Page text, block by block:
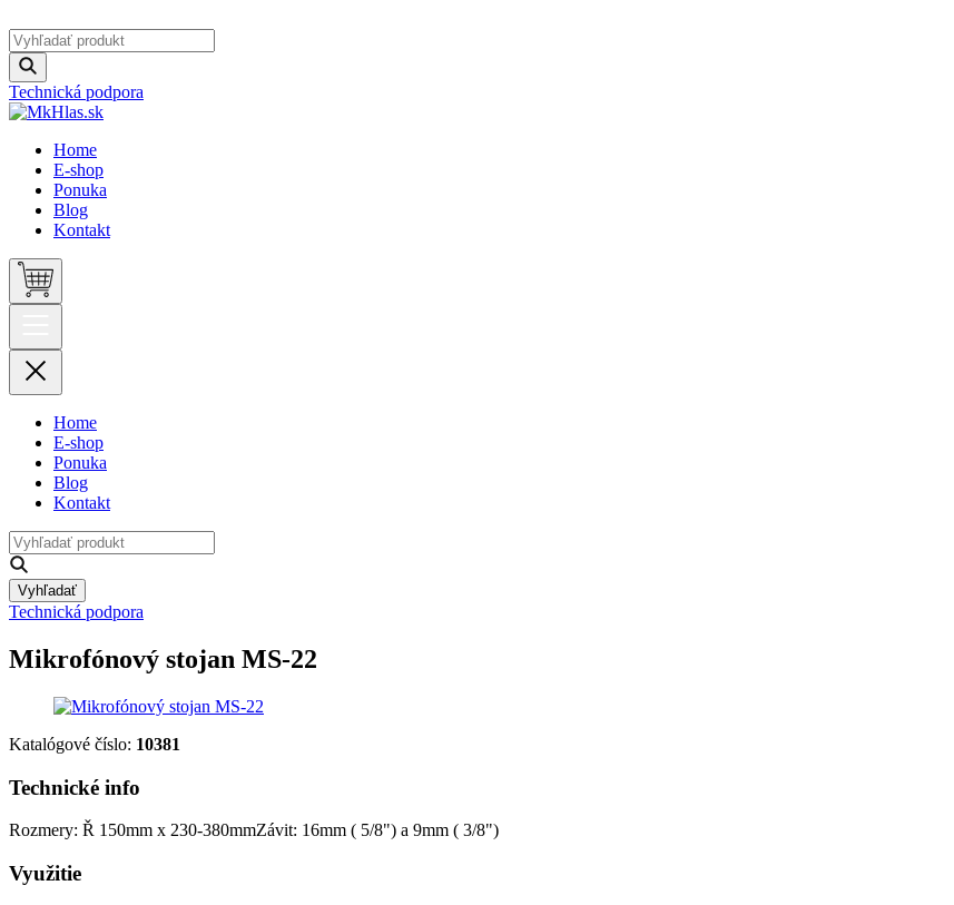
Technická podpora
Home
E-shop
Ponuka
Blog
Kontakt
Home
E-shop
Ponuka
Blog
Kontakt
Vyhľadať
Technická podpora
Mikrofónový stojan MS-22
Katalógové číslo: 10381
Technické info
Rozmery: Ř 150mm x 230-380mmZávit: 16mm ( 5/8") a 9mm ( 3/8")
Využitie